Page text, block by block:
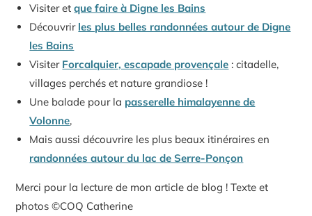
Visiter etque faire à Digne les Bains
Découvrir les plus belles randonnées autour de Digne
les Bains
Visiter Forcalquier, escapade provençale : citadelle,
villages perchés et nature grandiose !
Une balade pour la passerelle himalayenne de
Volonne,
Mais aussi découvrire les plus beaux itinéraires en
randonnées autour du lac de Serre-Ponçon
Merci pour la lecture de mon article de blog ! Texte et
photos ©COQ Catherine